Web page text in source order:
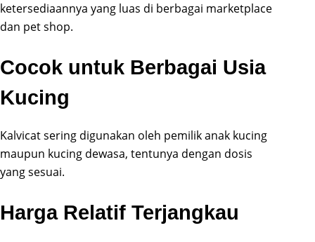
ketersediaannya yang luas di berbagai marketplace
dan pet shop.
Cocok untuk Berbagai Usia
Kucing
Kalvicat sering digunakan oleh pemilik anak kucing
maupun kucing dewasa, tentunya dengan dosis
yang sesuai.
Harga Relatif Terjangkau